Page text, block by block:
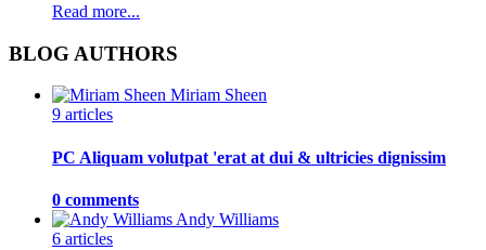
Read more...
BLOG AUTHORS
Miriam Sheen
9 articles
PC Aliquam volutpat 'erat at dui & ultricies dignissim
0 comments
Andy Williams
6 articles